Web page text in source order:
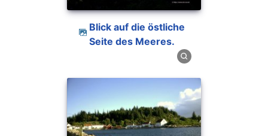
Blick auf die östliche
Seite des Meeres.